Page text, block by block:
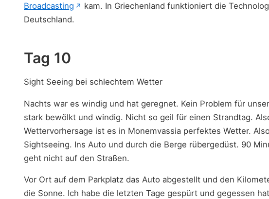
Broadcasting ↗ (öffnet in neuem Tab)
kam. In Griechenland funktioniert die
Deutschland.
Tag 10
Sight Seeing bei schlechtem Wetter
Nachts war es windig und hat geregnet. Kein Problem für
stark bewölkt und windig. Nicht so geil für einen Strandtag.
Wettervorhersage ist es in Monemvassia perfektes Wetter.
Sightseeing. Ins Auto und durch die Berge rübergedüst. 90
geht nicht auf den Straßen.
Vor Ort auf dem Parkplatz das Auto abgestellt und den
die Sonne. Ich habe die letzten Tage gespürt und gegessen